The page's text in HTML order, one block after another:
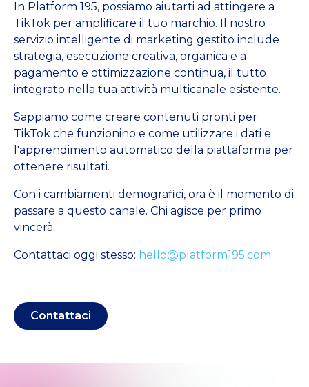
In Platform 195, possiamo aiutarti ad attingere a
TikTok per amplificare il tuo marchio. Il nostro
servizio intelligente di marketing gestito include
strategia, esecuzione creativa, organica e a
pagamento e ottimizzazione continua, il tutto
integrato nella tua attività multicanale esistente.
Sappiamo come creare contenuti pronti per
TikTok che funzionino e come utilizzare i dati e
l'apprendimento automatico della piattaforma per
ottenere risultati.
Con i cambiamenti demografici, ora è il momento di
passare a questo canale. Chi agisce per primo
vincerà.
Contattaci oggi stesso: hello@platform195.com
Contattaci